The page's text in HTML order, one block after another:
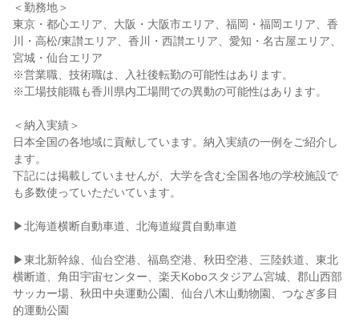
＜勤務地＞
東京・都心エリア、大阪・大阪市エリア、福岡・福岡エリア、香
川・高松/東讃エリア、香川・西讃エリア、愛知・名古屋エリア、
宮城・仙台エリア
※営業職、技術職は、入社後転勤の可能性はあります。
※工場技能職も香川県内工場間での異動の可能性はあります。
＜納入実績＞
日本全国の各地域に貢献しています。納入実績の一例をご紹介し
ます。
下記には掲載していませんが、大学を含む全国各地の学校施設で
も多数使っていただいています。
▶北海道横断自動車道、北海道縦貫自動車道
▶東北新幹線、仙台空港、福島空港、秋田空港、三陸鉄道、東北
横断道、角田宇宙センター、楽天Koboスタジアム宮城、郡山西部
サッカー場、秋田中央運動公園、仙台八木山動物園、つなぎ多目
的運動公園